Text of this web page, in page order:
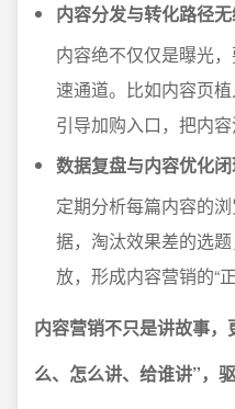
内容分发与转化路径
内容绝不仅仅是曝光
速通道。比如内容页植
引导加购入口，把内容
数据复盘与内容优化
定期分析每篇内容的
据，淘汰效果差的选
放，形成内容营销的“正
内容营销不只是讲故事
么、怎么讲、给谁讲”，